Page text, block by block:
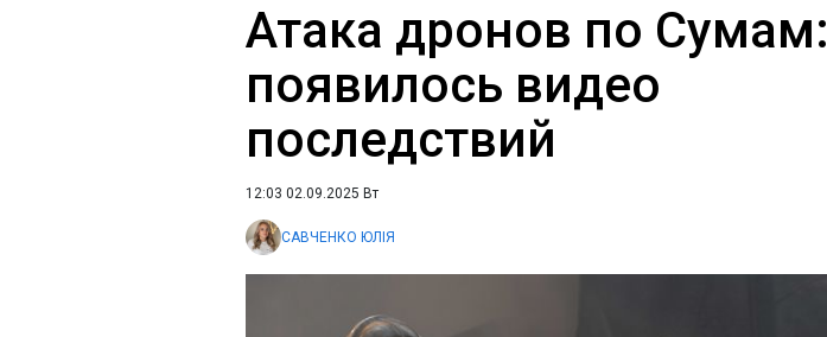
Атака дронов по Сумам:
появилось видео
последствий
12:03 02.09.2025 Вт
САВЧЕНКО ЮЛІЯ